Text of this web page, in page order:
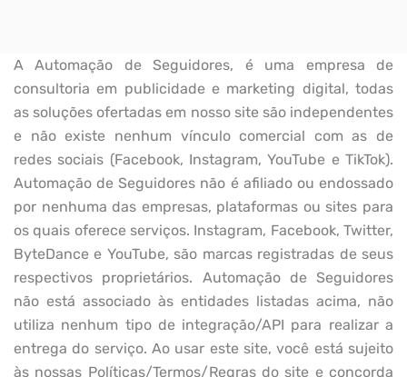
A Automação de Seguidores, é uma empresa de
consultoria em publicidade e marketing digital, todas
as soluções ofertadas em nosso site são independentes
e não existe nenhum vínculo comercial com as de
redes sociais (Facebook, Instagram, YouTube e TikTok).
Automação de Seguidores não é afiliado ou endossado
por nenhuma das empresas, plataformas ou sites para
os quais oferece serviços. Instagram, Facebook, Twitter,
ByteDance e YouTube, são marcas registradas de seus
respectivos proprietários. Automação de Seguidores
não está associado às entidades listadas acima, não
utiliza nenhum tipo de integração/API para realizar a
entrega do serviço. Ao usar este site, você está sujeito
às nossas Políticas/Termos/Regras do site e concorda